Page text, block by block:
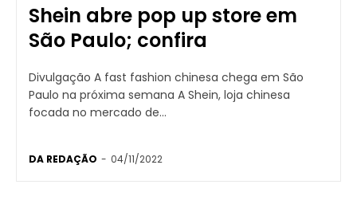
Shein abre pop up store em
São Paulo; confira
Divulgação A fast fashion chinesa chega em São
Paulo na próxima semana A Shein, loja chinesa
focada no mercado de...
DA REDAÇÃO - 04/11/2022